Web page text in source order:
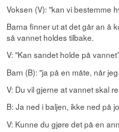
Voksen (V): "kan vi bestemme
Barna finner ut at det går an å
så vannet holdes tilbake.
V: "Kan sandet holde på
Barn (B): "ja på en måte, når
V: Du vil gjerne at vannet skal
B: Ja ned i baljen, ikke ned på
V: Kunne du gjøre det på en